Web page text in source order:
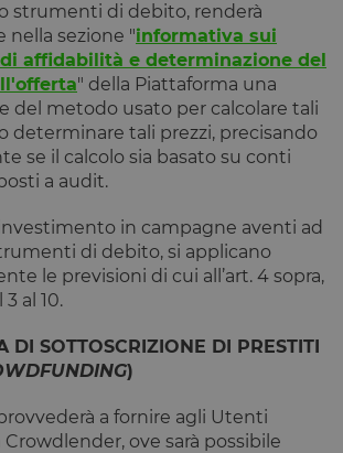
strumenti di debito, renderà
nella sezione "informativa sui
affidabilità e determinazione del
" della Piattaforma una
del metodo usato per calcolare tali
determinare tali prezzi, precisando
se il calcolo sia basato su conti
a audit.
in campagne aventi ad
di debito, si applicano
le previsioni di cui all’art. 4 sopra,
al 10.
DI SOTTOSCRIZIONE DI PRESTITI
)
provvederà a fornire agli Utenti
Crowdlender, ove sarà possibile